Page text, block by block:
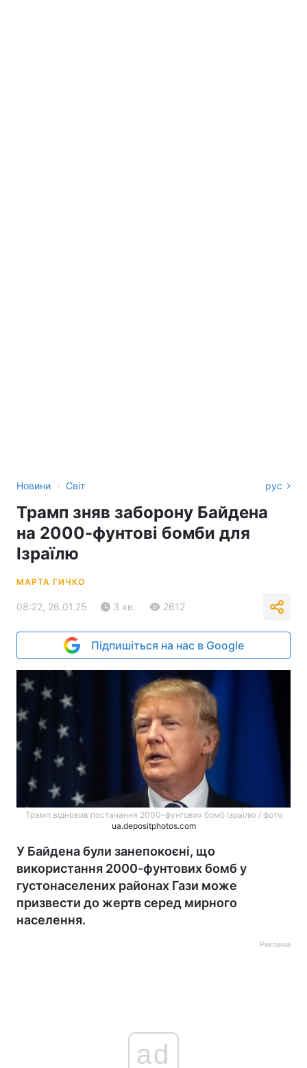
Новини › Світ рус
Трамп зняв заборону Байдена
на 2000-фунтові бомби для
Ізраїлю
МАРТА ГИЧКО
08:22, 26.01.25 3 хв. 2612
Підпишіться на нас в Google
Трамп відновив постачання 2000-фунтових бомб Ізраїлю / фото
ua.depositphotos.com
У Байдена були занепокоєні, що
використання 2000-фунтових бомб у
густонаселених районах Гази може
призвести до жертв серед мирного
населення.
Реклама
ad